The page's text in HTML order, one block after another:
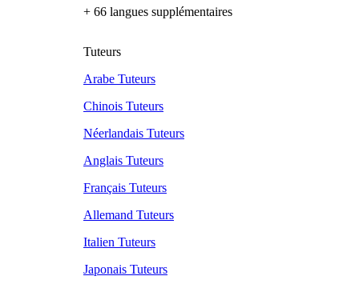
+ 66 langues supplémentaires
Tuteurs
Arabe Tuteurs
Chinois Tuteurs
Néerlandais Tuteurs
Anglais Tuteurs
Français Tuteurs
Allemand Tuteurs
Italien Tuteurs
Japonais Tuteurs